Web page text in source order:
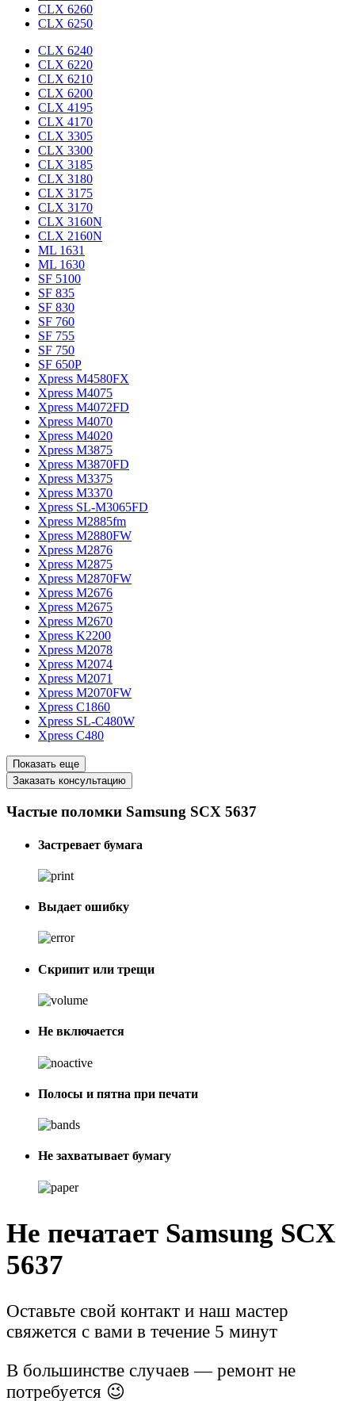
CLX 6260
CLX 6250
CLX 6240
CLX 6220
CLX 6210
CLX 6200
CLX 4195
CLX 4170
CLX 3305
CLX 3300
CLX 3185
CLX 3180
CLX 3175
CLX 3170
CLX 3160N
CLX 2160N
ML 1631
ML 1630
SF 5100
SF 835
SF 830
SF 760
SF 755
SF 750
SF 650P
Xpress M4580FX
Xpress M4075
Xpress M4072FD
Xpress M4070
Xpress M4020
Xpress M3875
Xpress M3870FD
Xpress M3375
Xpress M3370
Xpress SL-M3065FD
Xpress M2885fm
Xpress M2880FW
Xpress M2876
Xpress M2875
Xpress M2870FW
Xpress M2676
Xpress M2675
Xpress M2670
Xpress K2200
Xpress M2078
Xpress M2074
Xpress M2071
Xpress M2070FW
Xpress C1860
Xpress SL-C480W
Xpress C480
Показать еще
Заказать консультацию
Частые поломки Samsung SCX 5637
Застревает бумага
Выдает ошибку
Скрипит или трещи
Не включается
Полосы и пятна при печати
Не захватывает бумагу
Не печатает Samsung SCX
5637
Оставьте свой контакт и наш мастер
свяжется с вами в течение 5 минут
В большинстве случаев — ремонт не
потребуется 😉